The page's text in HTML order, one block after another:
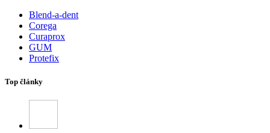
Blend-a-dent
Corega
Curaprox
GUM
Protefix
Top články